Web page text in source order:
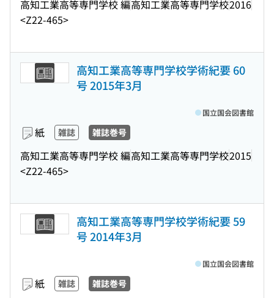
高知工業高等専門学校 編高知工業高等専門学校2016
<Z22-465>
高知工業高等専門学校学術紀要 60
号 2015年3月
紙 雑誌 雑誌巻号
高知工業高等専門学校 編高知工業高等専門学校2015
<Z22-465>
国立国会図書館
高知工業高等専門学校学術紀要 59
号 2014年3月
紙 雑誌 雑誌巻号
国立国会図書館